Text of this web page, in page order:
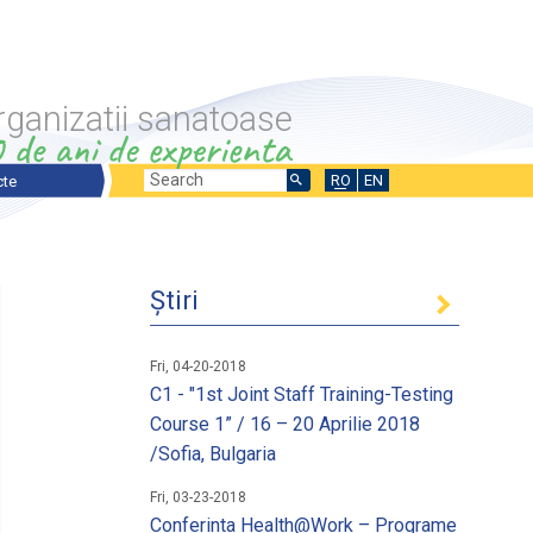
sanatoase
si Internationale
stimularea fortei de munca
prezentare generala
Search
Search
RO EN
Știri
Fri, 04-20-2018
C1 - "1st Joint Staff Training-Testing
Course 1” / 16 – 20 Aprilie 2018
/Sofia, Bulgaria
Fri, 03-23-2018
Conferinta Health@Work – Programe